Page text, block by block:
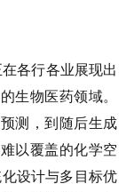
各行各业展现出
生物医药领域。
测，到随后生成
以覆盖的化学空
设计与多目标优